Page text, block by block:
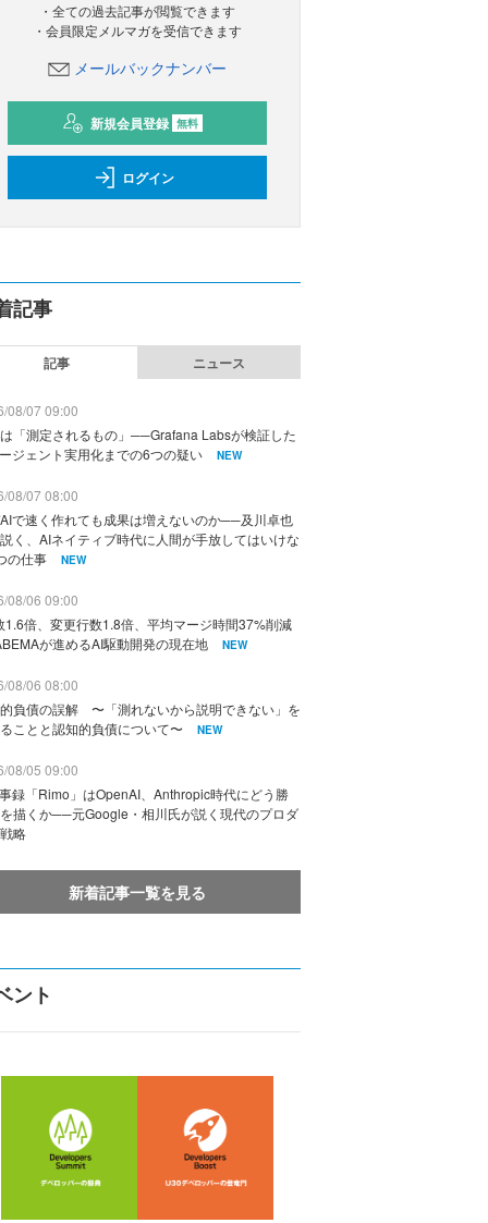
・全ての過去記事が閲覧できます
・会員限定メルマガを受信できます
メールバックナンバー
新規会員登録 無料
ログイン
記事
記事 ニュース
08/07 09:00
「測定されるもの」──Grafana Labsが検証した
ジェント実用化までの6つの疑い
NEW
08/07 08:00
で速く作れても成果は増えないのか──及川卓也
く、AIネイティブ時代に人間が手放してはいけな
の仕事
NEW
08/06 09:00
1.6倍、変更行数1.8倍、平均マージ時間37%削減
が進めるAI駆動開発の現在地
NEW
08/06 08:00
負債の誤解 〜「測れないから説明できない」を
ことと認知的負債について〜
NEW
08/05 09:00
録「Rimo」はOpenAI、Anthropic時代にどう勝
描くか──元Google・相川氏が説く現代のプロダ
略
新着記事一覧を見る
ント